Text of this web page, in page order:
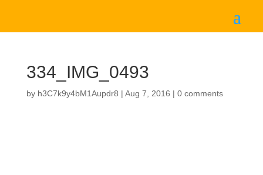
334_IMG_0493
by h3C7k9y4bM1Aupdr8 | Aug 7, 2016 | 0 comments